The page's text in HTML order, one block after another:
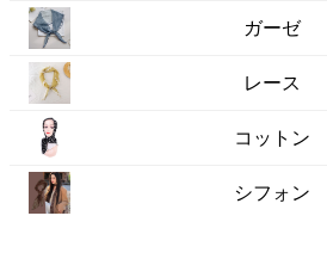
ガーゼ
レース
コットン
シフォン